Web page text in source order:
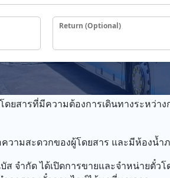
Return (Optional)
ยสารที่มีความต้องการเดินทางระหว่า
ามสะดวกของผู้โดยสาร และมีห้องน้ำ
ส จำกัด ได้เปิดการขายและจำหน่ายตั๋